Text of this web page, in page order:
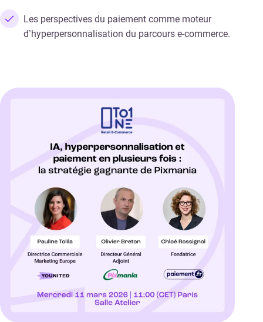
Les perspectives du paiement comme moteur
d’hyperpersonnalisation du parcours e-commerce.